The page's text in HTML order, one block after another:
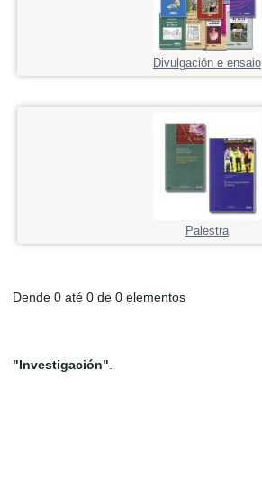
Divulgación e ensaio
Palestra
Dende 0 até 0 de 0 elementos
"Investigación"